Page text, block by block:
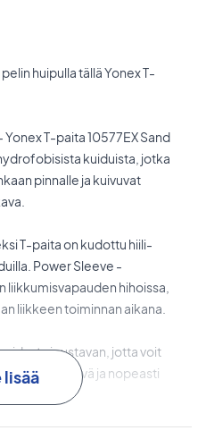
huipulla tällä Yonex T-
T-paita 10577EX Sand
kuiduista, jotka
pinnalle ja kuivuvat
T-paita on kudottu hiili-
Power Sleeve -
liikkumisvapauden hihoissa,
liikkeen toiminnan aikana.
joustavan, jotta voit
hikeä imevä ja nopeasti
kevyenä.
lisää